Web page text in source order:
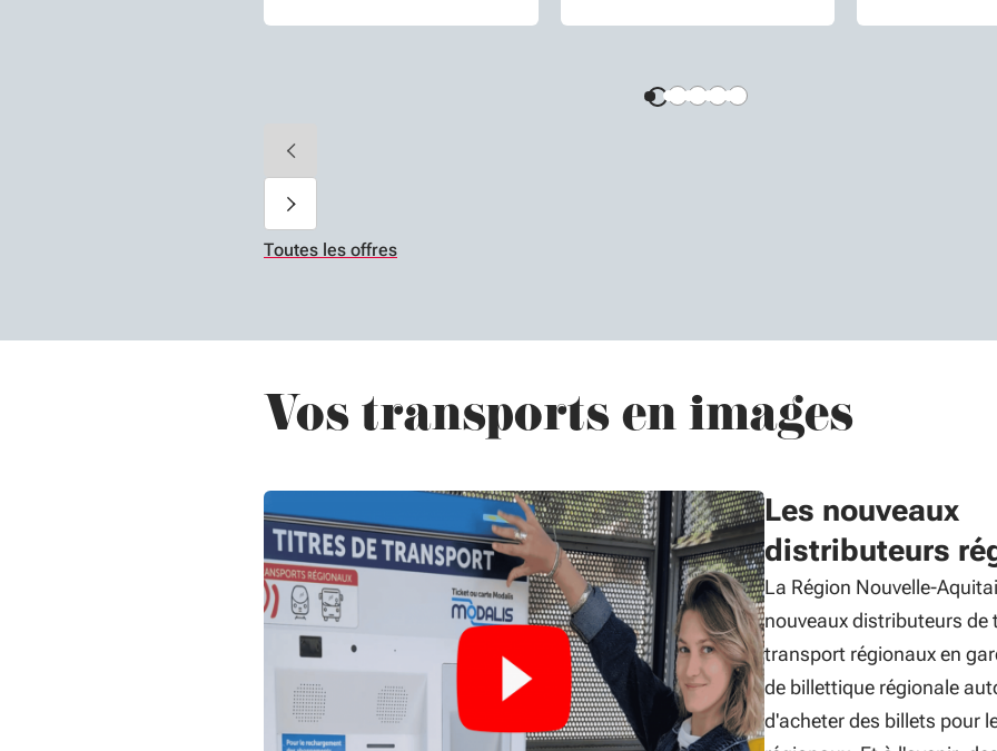
Toutes les offres
Vos transports en images
Les nouveaux
distributeurs
La Région Nouvelle-
nouveaux distributeurs de
transport régionaux en
de billettique régionale
d'acheter des billets pour